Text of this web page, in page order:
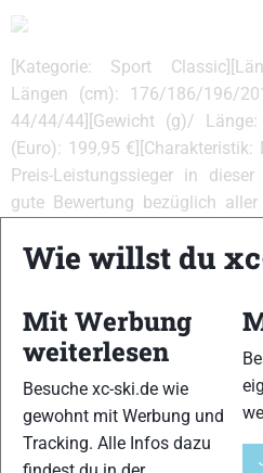
[Kategorie: Sport
Längen (cm): 176/186/196/
44/44/44][Gewicht (g)/
(Euro): 199,95
Preis-Leistungssieger in
gute Bewertung bezüglich
{Kurvenverhalten:12,13,14,15}
{Abfahrtsverhalten:11,13,12,14}
VERWANDTE ARTIKEL
Wie willst du
Mit Werbung
weiterlesen
Besuche xc-ski.de wie
gewohnt mit Werbung und
Tracking. Alle Infos dazu